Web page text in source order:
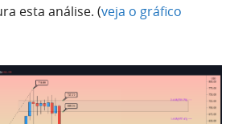
esta análise. (veja o gráfico